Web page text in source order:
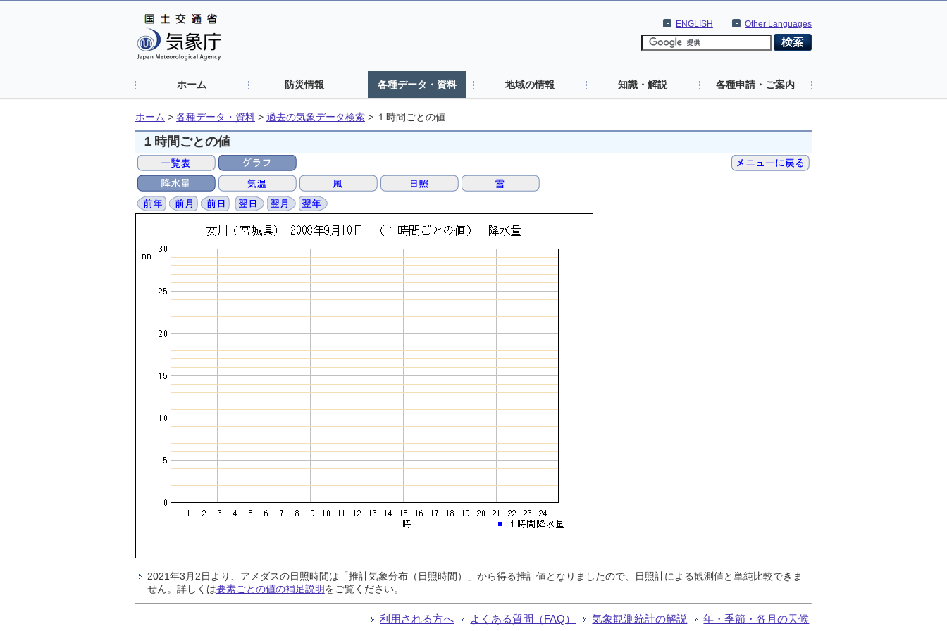
Other Languages
ENGLISH
ホーム 防災情報 各種データ・資料 地域の情報 知識・解説 各種申請・ご案内
ホーム > 各種データ・資料 > 過去の気象データ検索 > １時間ごとの値
１時間ごとの値
2021年3月2日より、アメダスの日照時間は「推計気象分布（日照時間）」から得る推計値となりましたので、日照計による観測値と単純比較できま
せん。詳しくは要素ごとの値の補足説明をご覧ください。
利用される方へ よくある質問（FAQ） 気象観測統計の解説 年・季節・各月の天候